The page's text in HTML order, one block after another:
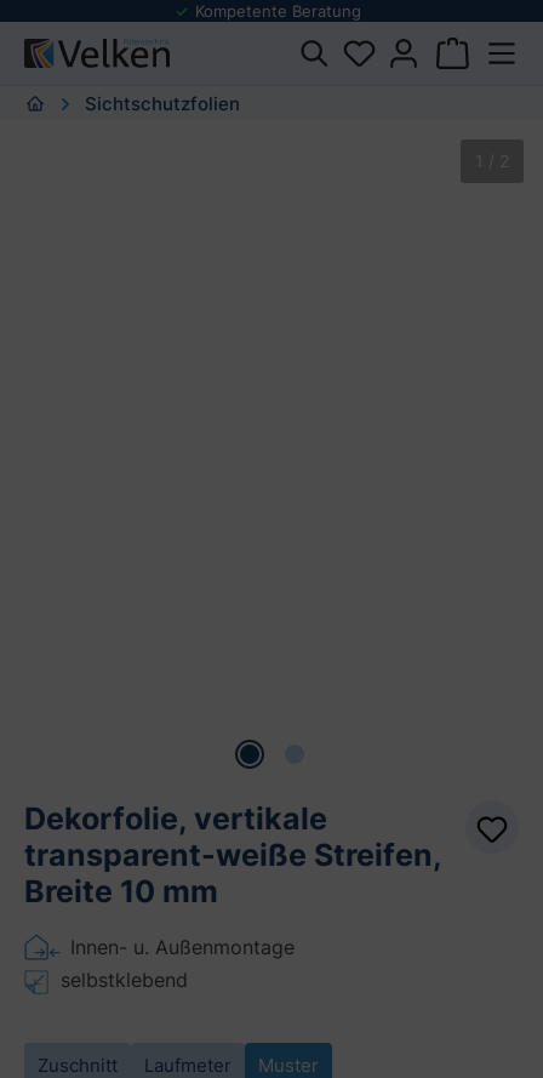
springen
Kompetente Beratung
Sichtschutzfolien
1 / 2
Dekorfolie, vertikale
transparent-weiße Streifen,
Breite 10 mm
Innen- u. Außenmontage
selbstklebend
Zuschnitt Laufmeter Muster